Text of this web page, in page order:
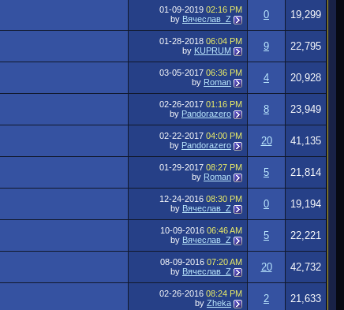
01-09-2019 02:16 PM
by Вячеслав_Z 0 19,299
01-28-2018 06:04 PM
by KUPRUM 9 22,795
03-05-2017 06:36 PM
by Roman 4 20,928
02-26-2017 01:16 PM
by Pandorazero 8 23,949
02-22-2017 04:00 PM
by Pandorazero 20 41,135
01-29-2017 08:27 PM
by Roman 5 21,814
12-24-2016 08:30 PM
by Вячеслав_Z 0 19,194
10-09-2016 06:46 AM
by Вячеслав_Z 5 22,221
08-09-2016 07:20 AM
by Вячеслав_Z 20 42,732
02-26-2016 08:24 PM
by Zheka 2 21,633